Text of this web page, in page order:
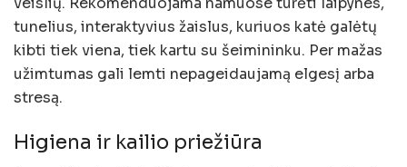
tunelius, interaktyvius žaislus, kuriuos katė galėtų
kibti tiek viena, tiek kartu su šeimininku. Per mažas
užimtumas gali lemti nepageidaujamą elgesį arba
stresą.
Higiena ir kailio priežiūra